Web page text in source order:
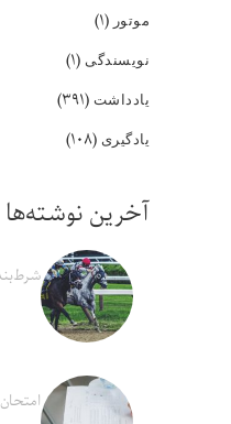
موتور (۱)
نویسندگی (۱)
یادداشت (۳۹۱)
یادگیری (۱۰۸)
آخرین نوشته‌ها